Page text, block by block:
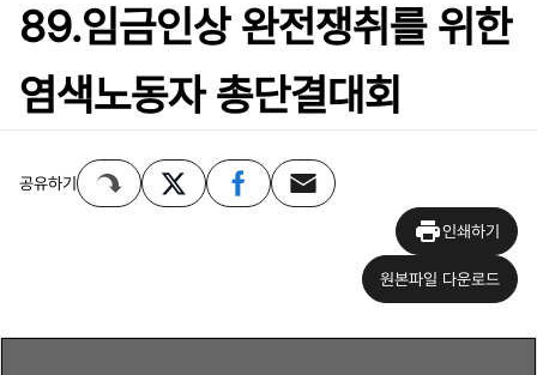
89.임금인상 완전쟁취를 위한
염색노동자 총단결대회
공유하기
인쇄하기
원본파일 다운로드